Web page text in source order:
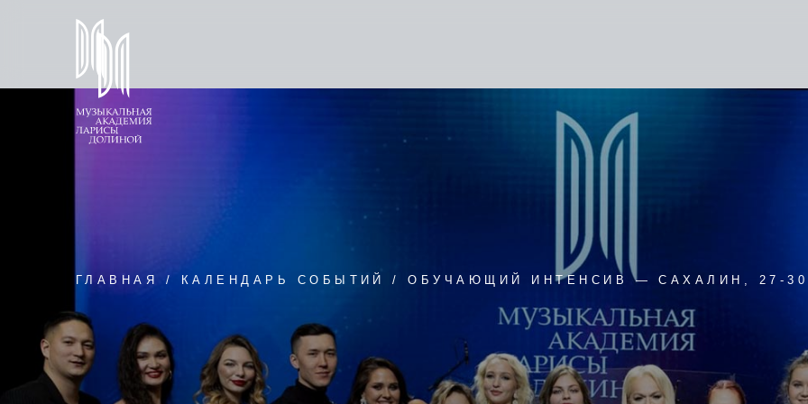
ГЛАВНАЯ / КАЛЕНДАРЬ СОБЫТИЙ / ОБУЧАЮЩИЙ ИНТЕНСИВ — САХАЛИН, 27-30.11.2025